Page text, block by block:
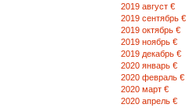
2019 август €
2019 сентябрь €
2019 октябрь €
2019 ноябрь €
2019 декабрь €
2020 январь €
2020 февраль €
2020 март €
2020 апрель €